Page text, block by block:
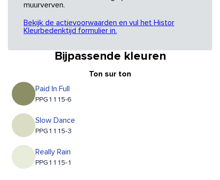
muurverven.
Bekijk de actievoorwaarden en vul het Histor
Kleurbedenktijd formulier in.
Bijpassende kleuren
Ton sur ton
Paid In Full
PPG1115-6
Slow Dance
PPG1115-3
Really Rain
PPG1115-1